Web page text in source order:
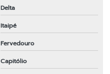
Delta
Itaipé
Fervedouro
Capitólio